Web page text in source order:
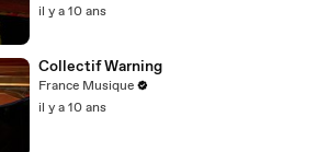
il y a 10 ans
Collectif Warning
France Musique
il y a 10 ans